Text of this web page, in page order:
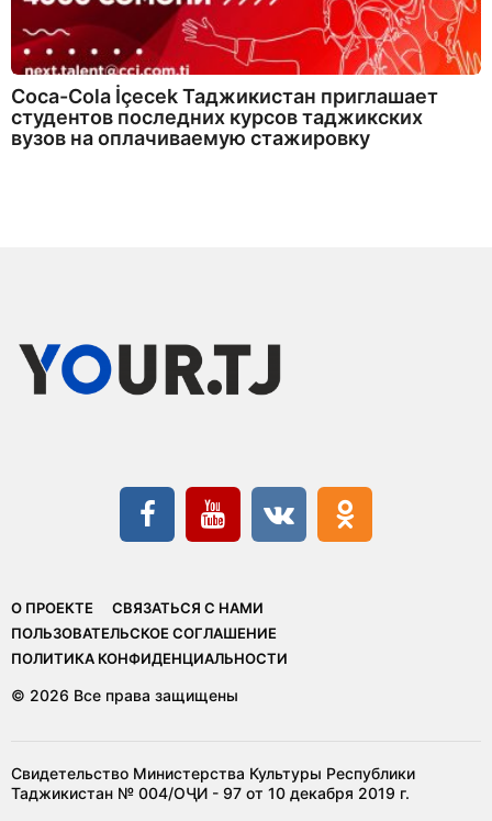
Coca-Cola İçecek Таджикистан приглашает
студентов последних курсов таджикских
вузов на оплачиваемую стажировку
О ПРОЕКТЕ
СВЯЗАТЬСЯ С НАМИ
ПОЛЬЗОВАТЕЛЬСКОЕ СОГЛАШЕНИЕ
ПОЛИТИКА КОНФИДЕНЦИАЛЬНОСТИ
© 2026 Все права защищены
Свидетельство Министерства Культуры Республики
Таджикистан № 004/ОҶИ - 97 от 10 декабря 2019 г.